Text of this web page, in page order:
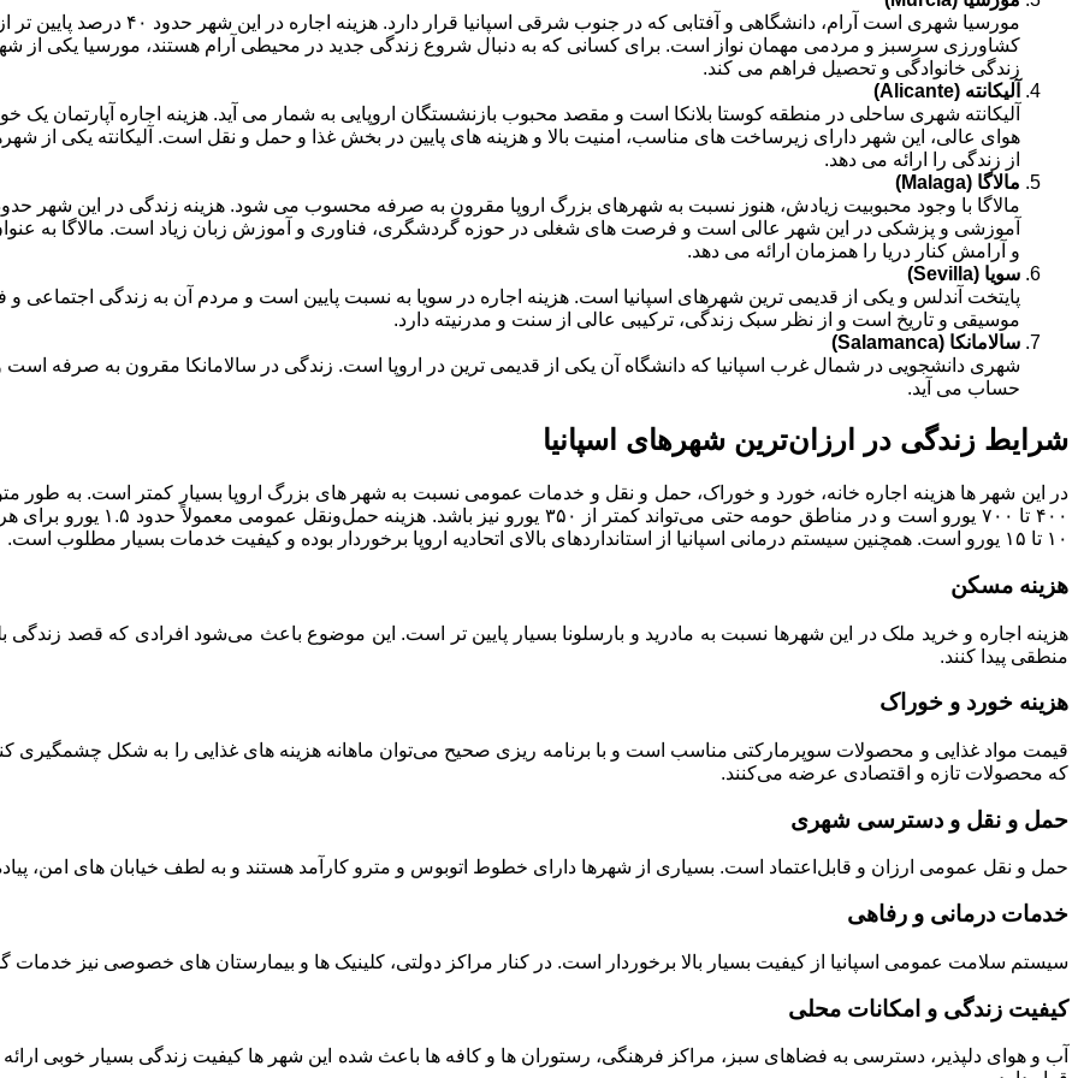
مورسیا شهری است آرام، دانشگاهی و
کشاورزی سرسبز و مردمی مهمان نواز است. برای کسانی که به دنبال شروع زندگی جدید در محیطی آرام هستند، مورسیا یکی از
زندگی خانوادگی و تحصیل فراهم می کند.
آلیکانته (Alicante)
هوای عالی، این شهر دارای زیرساخت های مناسب، امنیت بالا و هزینه های پایین در بخش غذا و حمل و نقل است. آلیکانته یکی از
از زندگی را ارائه می دهد.
مالاگا (Malaga)
آموزشی و پزشکی در این شهر عالی است و فرصت های شغلی در حوزه گردشگری، فناوری و آموزش زبان زیاد است. مالاگا به عنوان
و آرامش کنار دریا را همزمان ارائه می دهد.
سویا (Sevilla)
پایتخت آندلس و یکی از قدیمی ترین شهرهای اسپانیا است. هزینه اجاره در سویا به نسبت پایین است و مردم آن به زندگی اجتماعی و
موسیقی و تاریخ است و از نظر سبک زندگی، ترکیبی عالی از سنت و مدرنیته دارد.
سالامانکا (Salamanca)
شهری دانشجویی در شمال غرب اسپانیا که دانشگاه آن یکی از قدیمی ترین در اروپا است. زندگی در سالامانکا مقرون به صرفه است و
حساب می آید.
شرایط زندگی در ارزان‌ترین شهرهای اسپانیا
در این شهر ها هزینه اجاره خانه، خورد و خوراک، حمل ‌و نقل و خدمات عمومی نسبت به شهر های بزرگ اروپا بسیار کمتر است. به طور
۴۰۰ تا ۷۰۰ یورو است و در مناطق
۱۰ تا ۱۵ یورو است. همچنین سیستم درمانی اسپانیا از استانداردهای بالای اتحادیه اروپا برخوردار بوده و کیفیت خدمات بسیار مطلوب است.
هزینه مسکن
هزینه اجاره و خرید ملک در این شهرها نسبت به مادرید و بارسلونا بسیار پایین ‌تر است. این موضوع باعث می‌شود افرادی که قصد زندگی
منطقی پیدا کنند.
هزینه خورد و خوراک
قیمت مواد غذایی و محصولات سوپرمارکتی مناسب است و با برنامه ‌ریزی صحیح می‌توان ماهانه هزینه ‌های غذایی را به شکل چشمگیری
که محصولات تازه و اقتصادی عرضه می‌کنند.
حمل و نقل و دسترسی شهری
حمل ‌و نقل عمومی ارزان و قابل‌اعتماد است. بسیاری از شهرها دارای خطوط اتوبوس و مترو کارآمد هستند و به لطف خیابان ‌های امن،
خدمات درمانی و رفاهی
سیستم سلامت عمومی اسپانیا از کیفیت بسیار بالا برخوردار است. در کنار مراکز دولتی، کلینیک‌ ها و بیمارستان‌ های خصوصی نیز خدمات
کیفیت زندگی و امکانات محلی
آب ‌و هوای دلپذیر، دسترسی به فضاهای سبز، مراکز فرهنگی، رستوران ‌ها و کافه ‌ها باعث شده این شهر ها کیفیت زندگی بسیار خوبی